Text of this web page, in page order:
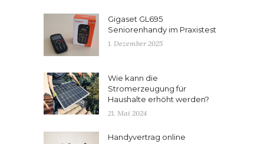
Gigaset GL695
Seniorenhandy im Praxistest
1. Dezember 2025
Wie kann die
Stromerzeugung für
Haushalte erhöht werden?
21. Mai 2024
Handyvertrag online